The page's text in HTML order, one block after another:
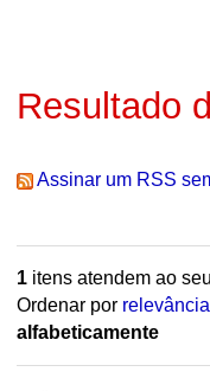
Resultado
Assinar um RSS
1itens atendem ao
Ordenar por relevância
alfabeticamente